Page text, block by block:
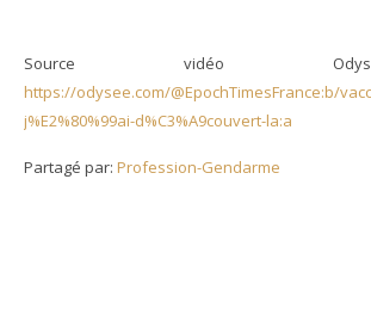
Source vidéo
https://odysee.com/@EpochTimesFrance:b/
j%E2%80%99ai-d%C3%A9couvert-la:a
Partagé par: Profession-Gendarme